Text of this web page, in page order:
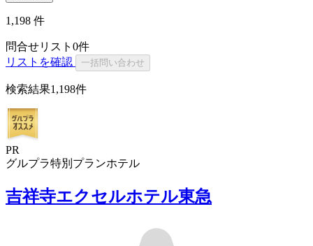
1,198 件
問合せリスト 0件
リストを確認
一括問い合わせ
検索結果1,198件
PR
グルプラ特別プランホテル
吉祥寺エクセルホテル東急